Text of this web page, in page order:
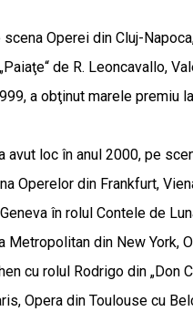
Operei din Cluj-
de R. Leoncavallo,
a obţinut marele premiu
avut loc în anul 2000, pe
Operelor din Frankfurt,
în rolul Contele de
Metropolitan din New York,
cu rolul Rodrigo din „Don
Opera din Toulouse cu